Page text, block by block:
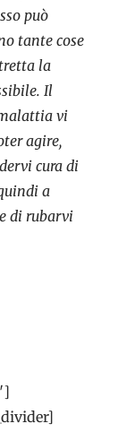
può
tante cose
la
Il
vi
agire,
cura di
a
di rubarvi